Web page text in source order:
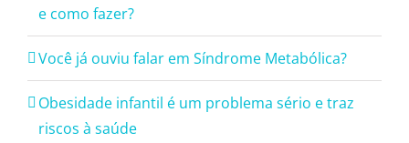
e como fazer?
Você já ouviu falar em Síndrome Metabólica?
Obesidade infantil é um problema sério e traz
riscos à saúde